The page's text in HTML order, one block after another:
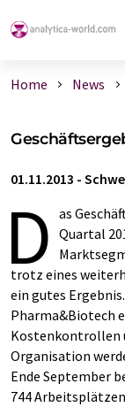
Home News
01.11.2013 -
D as
Quartal
trotz eines
ein gutes
Pharma&Biotech
Kostenkontrollen
Organisation
Ende September
744